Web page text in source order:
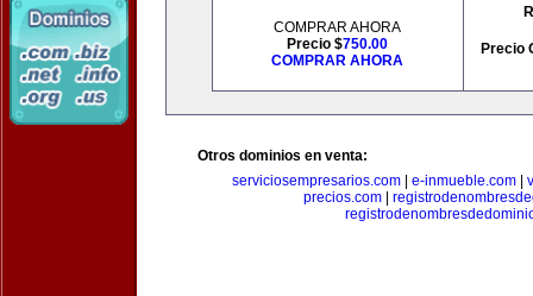
COMPRAR AHORA
Precio $750.00
COMPRAR AHORA
Precio
Otros dominios en venta:
serviciosempresarios.com| e-inmueble.com|
precios.com